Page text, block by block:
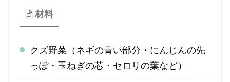
材料
クズ野菜（ネギの青い部分・にんじんの先
っぽ・玉ねぎの芯・セロリの葉など）